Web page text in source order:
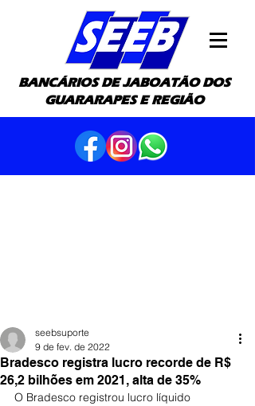
BANCÁRIOS DE JABOATÃO DOS
GUARARAPES E REGIÃO
Bradesco registra lucro recorde de R$
26,2 bilhões em 2021, alta de 35%
seebsuporte
9 de fev. de 2022
O Bradesco registrou lucro líquido